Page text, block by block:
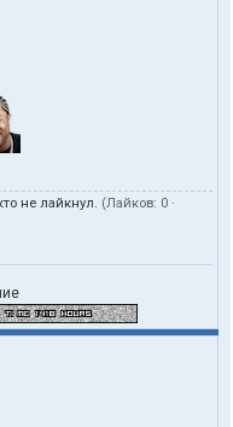
не лайкнул. (Лайков: 0 ·